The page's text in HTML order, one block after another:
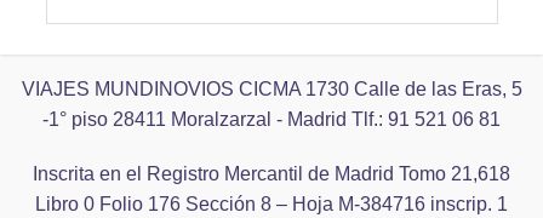
OPINIONES
CONTACTO
Características
VIAJES MUNDINOVIOS CICMA 1730 Calle de las Eras, 5
-1° piso 28411 Moralzarzal - Madrid Tlf.: 91 521 06 81
Inscrita en el Registro Mercantil de Madrid Tomo 21,618
Libro 0 Folio 176 Sección 8 – Hoja M-384716 inscrip. 1